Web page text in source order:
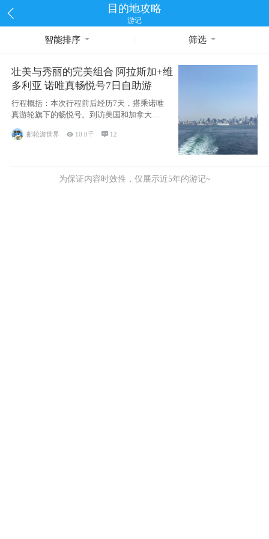
目的地攻略
游记
智能排序 筛选
壮美与秀丽的完美组合 阿拉斯加+维
多利亚 诺唯真畅悦号7日自助游
行程概括：本次行程前后经历7天，搭乘诺唯
真游轮旗下的畅悦号。到访美国和加拿大的4
个州/省：美国华盛顿州
邮轮游世界  10.0千  12
为保证内容时效性，仅展示近5年的游记~